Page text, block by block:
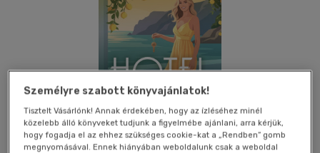
Személyre szabott könyvajánlatok!
Tisztelt Vásárlónk! Annak érdekében, hogy az ízléséhez minél
közelebb álló könyveket tudjunk a figyelmébe ajánlani, arra kérjük,
hogy fogadja el az ehhez szükséges cookie-kat a „Rendben” gomb
megnyomásával. Ennek hiányában weboldalunk csak a weboldal